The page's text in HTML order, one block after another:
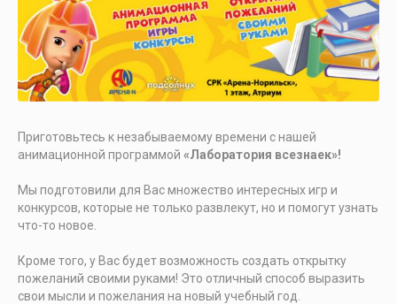
Приготовьтесь к незабываемому времени с нашей
анимационной программой «Лаборатория всезнаек»!
Мы подготовили для Вас множество интересных игр и
конкурсов, которые не только развлекут, но и помогут узнать
что-то новое.
Кроме того, у Вас будет возможность создать открытку
пожеланий своими руками! Это отличный способ выразить
свои мысли и пожелания на новый учебный год.